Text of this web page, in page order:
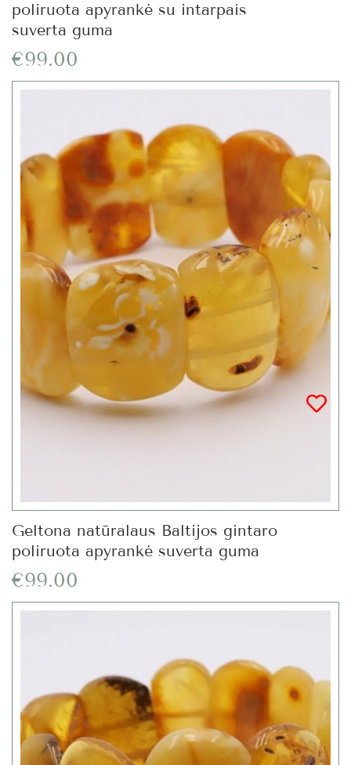
poliruota apyrankė su intarpais
suverta guma
€99.00
Geltona natūralaus Baltijos gintaro
poliruota apyrankė suverta guma
€99.00